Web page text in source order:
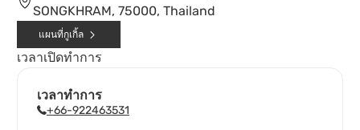
SONGKHRAM, 75000, Thailand
แผนที่กูเกิ้ล
เวลาเปิดทำการ
เวลาทำการ
+66-922463531